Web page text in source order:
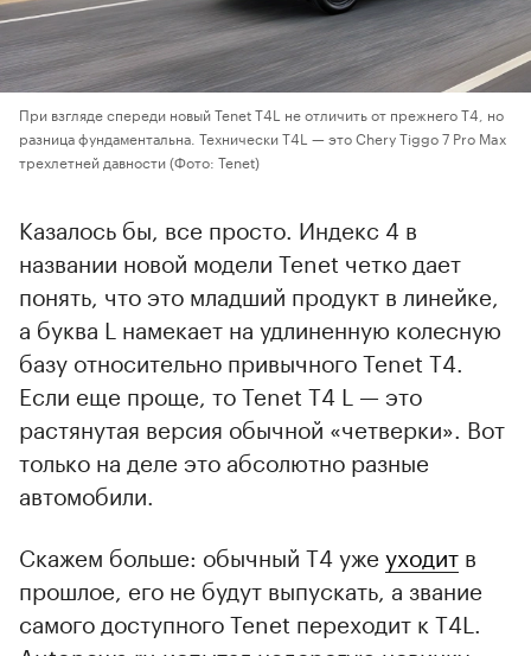
При взгляде спереди новый Tenet T4L не отличить от прежнего T4, но
разница фундаментальна. Технически T4L — это Chery Tiggo 7 Pro Max
трехлетней давности(Фото: Tenet)
Казалось бы, все просто. Индекс 4 в
названии новой модели Tenet четко дает
понять, что это младший продукт в линейке,
а буква L намекает на удлиненную колесную
базу относительно привычного Tenet T4.
Если еще проще, то Tenet T4 L — это
растянутая версия обычной «четверки». Вот
только на деле это абсолютно разные
автомобили.
Скажем больше: обычный T4 уже уходит в
прошлое, его не будут выпускать, а звание
самого доступного Tenet переходит к T4L.